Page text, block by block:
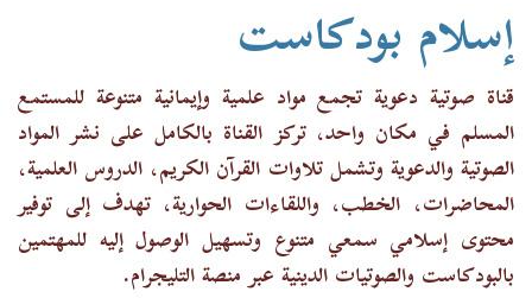
إسلام بودكاست
قناة صوتية دعوية تجمع مواد علمية وإيمانية متنوعة للمستمع
المسلم في مكان واحد، تركز القناة بالكامل على نشر المواد
الصوتية والدعوية وتشمل تلاوات القرآن الكريم، الدروس العلمية،
المحاضرات، الخطب، واللقاءات الحوارية، تهدف إلى توفير
محتوى إسلامي سمعي متنوع وتسهيل الوصول إليه للمهتمين
بالبودكاست والصوتيات الدينية عبر منصة التليجرام.